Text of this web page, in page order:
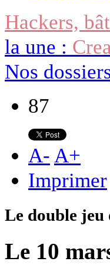
Hackers,
la une :
Nos
87
A- A+
Imprimer
Le double
Le 10